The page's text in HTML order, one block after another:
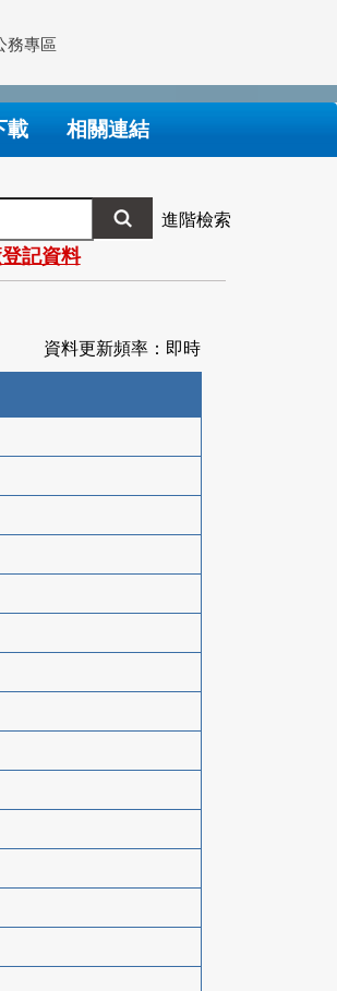
務專區
載 相關連結
進階檢索
記資料
資料更新頻率：即時